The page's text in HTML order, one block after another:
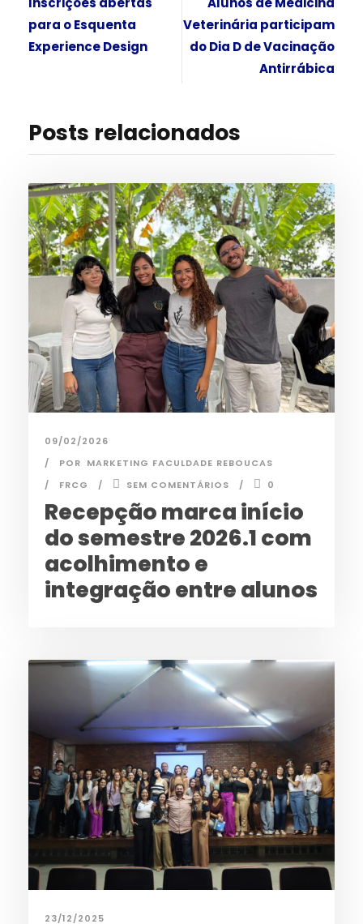
para o Esquenta
Experience Design
Veterinária participam
do Dia D de Vacinação
Antirrábica
Posts relacionados
09/02/2026
POR MARKETING FACULDADE REBOUCAS
FRCG
SEM COMENTÁRIOS 0
Recepção marca início
do semestre 2026.1 com
acolhimento e
integração entre alunos
23/12/2025